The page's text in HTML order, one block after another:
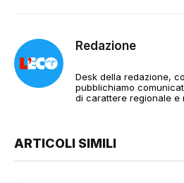
Redazione
Desk della redazione,
pubblichiamo
di carattere regionale e
ARTICOLI SIMILI